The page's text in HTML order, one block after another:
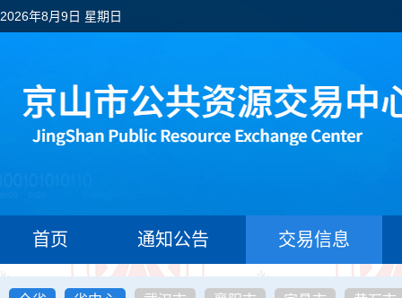
2026年8月9日 星期日
首页 通知公告 交易信息